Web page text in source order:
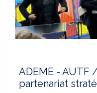
ADEME - AUTF
partenariat